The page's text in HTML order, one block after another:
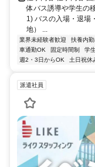
体バス誘導や学生の
1) バスの入場・退場
地） ...
業界未経験者歓迎 扶養内
車通勤OK
固定時間制 学
週2・3日からOK
土日祝休
派遣社員